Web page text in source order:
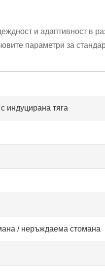
и адаптивност в
параметри за
индуцирана тяга
/ неръждаема стомана